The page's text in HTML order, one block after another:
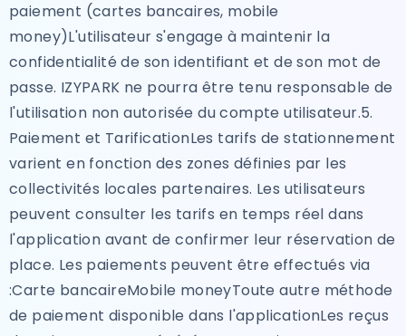
paiement (cartes bancaires, mobile
money)L'utilisateur s'engage à maintenir la
confidentialité de son identifiant et de son mot de
passe. IZYPARK ne pourra être tenu responsable de
l'utilisation non autorisée du compte utilisateur.5.
Paiement et TarificationLes tarifs de stationnement
varient en fonction des zones définies par les
collectivités locales partenaires. Les utilisateurs
peuvent consulter les tarifs en temps réel dans
l'application avant de confirmer leur réservation de
place. Les paiements peuvent être effectués via
:Carte bancaireMobile moneyToute autre méthode
de paiement disponible dans l'applicationLes reçus